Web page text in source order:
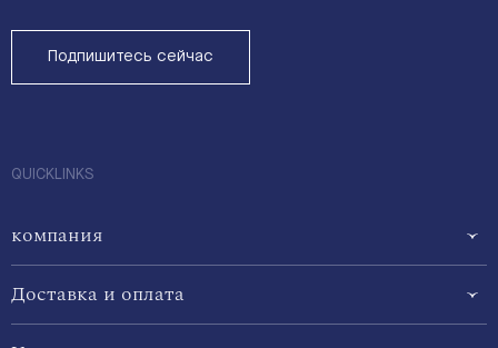
Подпишитесь сейчас
QUICKLINKS
компания
Доставка и оплата